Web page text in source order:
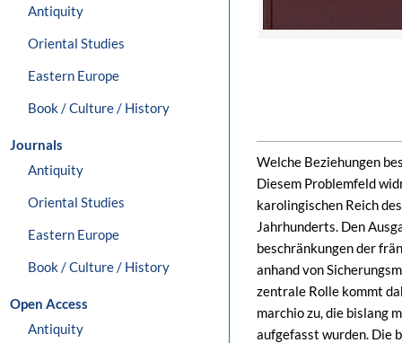
Antiquity
Oriental Studies
Eastern Europe
Book / Culture / History
Journals
Antiquity
Oriental Studies
Eastern Europe
Book / Culture / History
Open Access
Antiquity
Welche Beziehungen
Diesem Problemfeld
karolingischen Reich
Jahrhunderts. Den
beschränkungen der
anhand von
zentrale Rolle kommt
marchio zu, die bislang
aufgefasst wurden. Die